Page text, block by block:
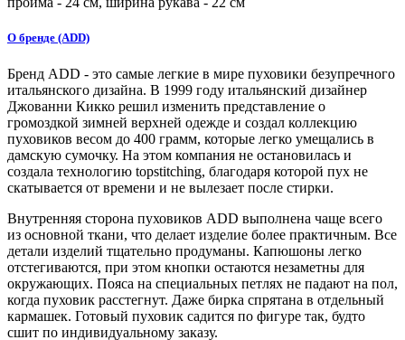
О бренде (ADD)
Бренд ADD - это самые легкие в мире пуховики безупречного
итальянского дизайна. В 1999 году итальянский дизайнер
Джованни Кикко решил изменить представление о
громоздкой зимней верхней одежде и создал коллекцию
пуховиков весом до 400 грамм, которые легко умещались в
дамскую сумочку. На этом компания не остановилась и
создала технологию topstitching, благодаря которой пух не
скатывается от времени и не вылезает после стирки.
Внутренняя сторона пуховиков ADD выполнена чаще всего
из основной ткани, что делает изделие более практичным. Все
детали изделий тщательно продуманы. Капюшоны легко
отстегиваются, при этом кнопки остаются незаметны для
окружающих. Пояса на специальных петлях не падают на пол,
когда пуховик расстегнут. Даже бирка спрятана в отдельный
кармашек. Готовый пуховик садится по фигуре так, будто
сшит по индивидуальному заказу.